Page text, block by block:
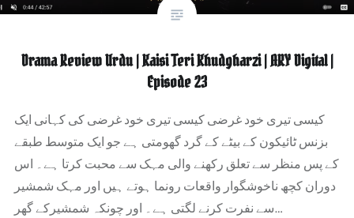
Drama Review Urdu | Kaisi Teri Khudgharzi | ARY Digital |
Episode 23
کیسی تیری خود غرضی کیسی تیری خود غرضی کی کہانی ایک
بزنس ٹائیکون کے بیٹے کے گرد گھومتی ہے جو ایک متوسط ​​طبقے
کے پس منظر سے تعلق رکھنے والی مہک سے محبت کرتا ہے۔ اس
دوران کچھ ناخوشگوار واقعات رونما ہوتے ہیں اور مہک شمشیر
سے نفرت کرنے لگتی ہے۔ اور چونکہ شمشیرکے گھر…